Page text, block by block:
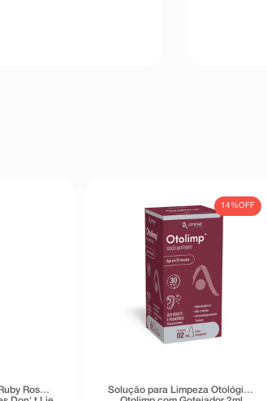
Rose
14%OFF
Solução para Limpeza Otológica